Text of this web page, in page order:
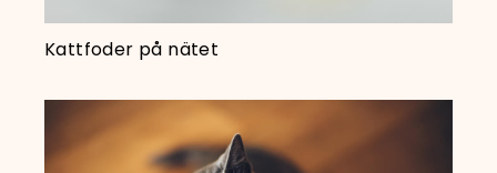
Kattfoder på nätet